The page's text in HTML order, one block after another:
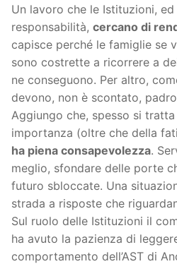
Un lavoro che le Istituzioni,
responsabilità, cercano di
capisce perché le famiglie se
sono costrette a ricorrere a
ne conseguono. Per altro,
devono, non è scontato,
Aggiungo che, spesso si
importanza (oltre che della
ha piena consapevolezza.
meglio, sfondare delle porte
futuro sbloccate. Una
strada a risposte che
Sul ruolo delle Istituzioni il
ha avuto la pazienza di
comportamento dell’AST di